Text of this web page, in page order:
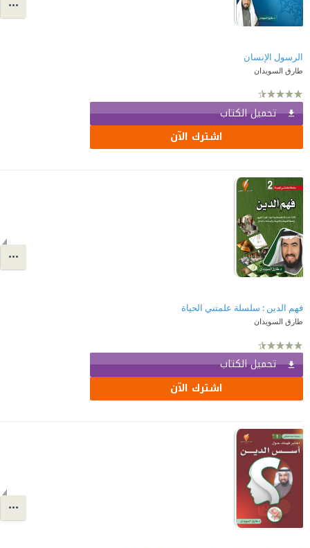
الرسول الإنسان
طارق السويدان
تحميل الكتاب
اشترك الآن
فهم الدين : سلسلة علمتني الحياة
طارق السويدان
تحميل الكتاب
اشترك الآن